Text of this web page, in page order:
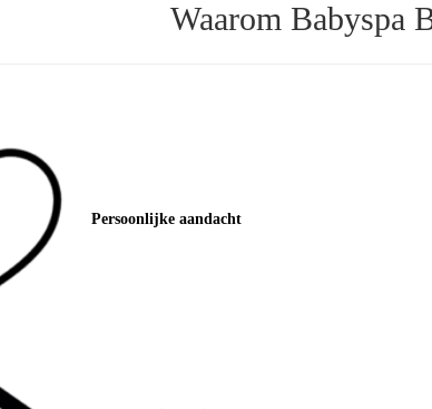
Waarom Babyspa
Persoonlijke aandacht